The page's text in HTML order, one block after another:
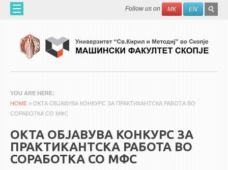
Skip to main content Search
Follow us on МК EN
ЗА НАС
60 ГОДИНИ МФ
ОРГАНИЗАЦИЈА
МАШИНСКО ИНЖЕНЕРСТВО - НАУЧНО СПИСАНИЕ
АПЛИКАТИВНА ДЕЈНОСТ
YOU ARE HERE
HOME » ОКТА ОБЈАВУВА КОНКУРС ЗА ПРАКТИКАНТСКА РАБОТА ВО
СОРАБОТКА СО МФС
ОКТА ОБЈАВУВА КОНКУРС ЗА
ПРАКТИКАНТСКА РАБОТА ВО
СОРАБОТКА СО МФС